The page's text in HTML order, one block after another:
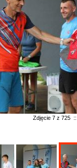
Zdjęcie 7 z 725